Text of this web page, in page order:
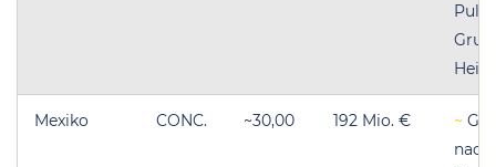
Mexiko CONC. ~30,00 192 Mio. € ~
nach